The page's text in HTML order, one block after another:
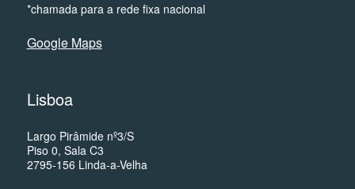
*chamada para a rede fixa nacional
Google Maps
Lisboa
Largo Pirâmide nº3/S
Piso 0, Sala C3
2795-156 Linda-a-Velha